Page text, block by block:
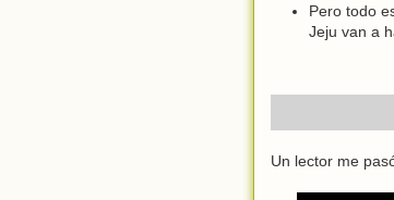
Pero todo
Jeju van a
Un lector me